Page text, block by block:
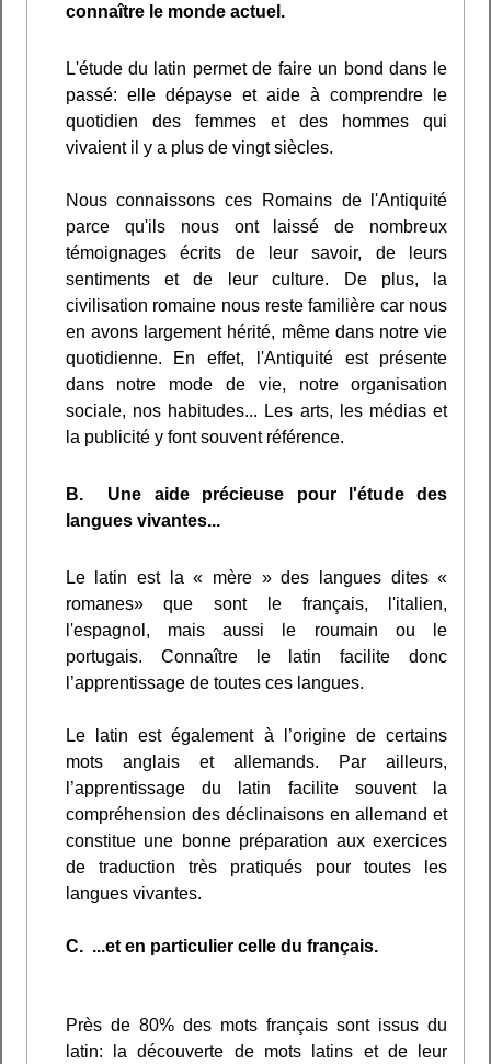
connaître le monde actuel.
L'étude du latin permet de faire un bond dans le
passé: elle dépayse et aide à comprendre le
quotidien des femmes et des hommes qui
vivaient il y a plus de vingt siècles.
Nous connaissons ces Romains de l'Antiquité
parce qu'ils nous ont laissé de nombreux
témoignages écrits de leur savoir, de leurs
sentiments et de leur culture. De plus, la
civilisation romaine nous reste familière car nous
en avons largement hérité, même dans notre vie
quotidienne. En effet, l'Antiquité est présente
dans notre mode de vie, notre organisation
sociale, nos habitudes... Les arts, les médias et
la publicité y font souvent référence.
B. Une aide précieuse pour l'étude des
langues vivantes...
Le latin est la « mère » des langues dites «
romanes» que sont le français, l'italien,
l'espagnol, mais aussi le roumain ou le
portugais. Connaître le latin facilite donc
l’apprentissage de toutes ces langues.
Le latin est également à l’origine de certains
mots anglais et allemands. Par ailleurs,
l’apprentissage du latin facilite souvent la
compréhension des déclinaisons en allemand et
constitue une bonne préparation aux exercices
de traduction très pratiqués pour toutes les
langues vivantes.
C. ...et en particulier celle du français.
Près de 80% des mots français sont issus du
latin: la découverte de mots latins et de leur